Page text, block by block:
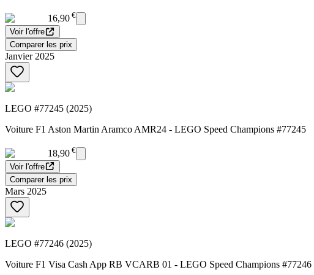
16,90 €
Voir l'offre
Comparer les prix
Janvier 2025
LEGO #77245 (2025)
Voiture F1 Aston Martin Aramco AMR24 - LEGO Speed Champions #77245
18,90 €
Voir l'offre
Comparer les prix
Mars 2025
LEGO #77246 (2025)
Voiture F1 Visa Cash App RB VCARB 01 - LEGO Speed Champions #77246